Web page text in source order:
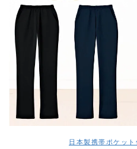
日本製携帯ポケッ